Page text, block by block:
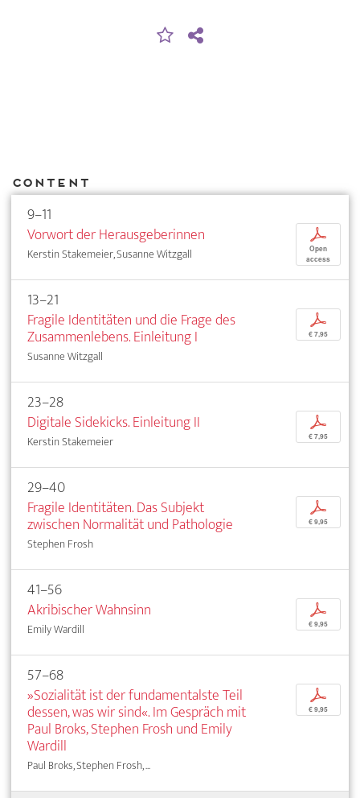
Content
9–11
Vorwort der Herausgeberinnen
Kerstin Stakemeier, Susanne Witzgall
p
Open
access
13–21
Fragile Identitäten und die Frage des
Zusammenlebens. Einleitung I
Susanne Witzgall
p
€ 7,95
23–28
Digitale Sidekicks. Einleitung II
Kerstin Stakemeier
p
€ 7,95
29–40
Fragile Identitäten. Das Subjekt
zwischen Normalität und Pathologie
Stephen Frosh
p
€ 9,95
41–56
Akribischer Wahnsinn
Emily Wardill
p
€ 9,95
57–68
»Sozialität ist der fundamentalste Teil
dessen, was wir sind«. Im Gespräch mit
Paul Broks, Stephen Frosh und Emily
Wardill
Paul Broks, Stephen Frosh, ...
p
€ 9,95